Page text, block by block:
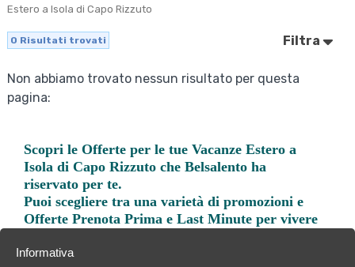
Estero a Isola di Capo Rizzuto
0 Risultati trovati Filtra
Non abbiamo trovato nessun risultato per questa
pagina:
Scopri leOfferte per le tue Vacanze Estero a
Isola di Capo Rizzuto che Belsalento ha
riservato per te.
Puoi scegliere tra una varietà di promozioni e
Offerte Prenota Prima e Last Minute per vivere
Informativa